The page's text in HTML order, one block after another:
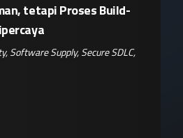
tetapi Proses Build-
,Software Supply,Secure SDLC,